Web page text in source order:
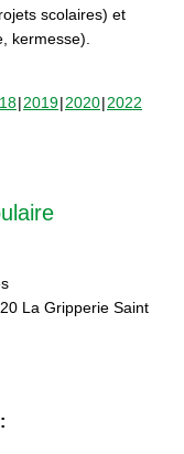
scolaires) et
kermesse).
2019 2020 2022
La Gripperie Saint